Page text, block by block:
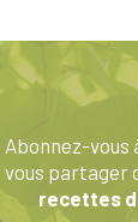
Abonnez-
vous partager
recettes